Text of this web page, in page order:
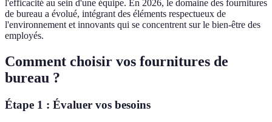
l'efficacité au sein d'une équipe. En 2026, le domaine des fournitures
de bureau a évolué, intégrant des éléments respectueux de
l'environnement et innovants qui se concentrent sur le bien-être des
employés.
Comment choisir vos fournitures de
bureau ?
Étape 1 : Évaluer vos besoins